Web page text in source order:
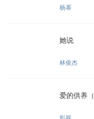
杨幂
她说
林俊杰
爱的供养
影视